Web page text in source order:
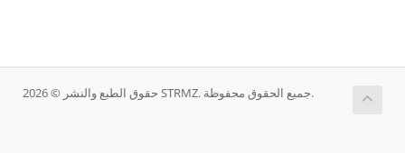
حقوق الطبع والنشر © 2026 STRMZ. جميع الحقوق محفوظة.